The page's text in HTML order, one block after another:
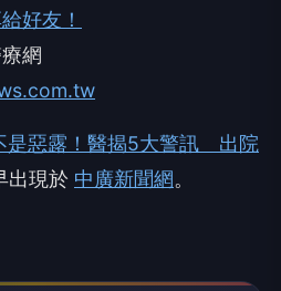
好友！
網
是惡露！醫揭5大警訊 出院
出現於 中廣新聞網。